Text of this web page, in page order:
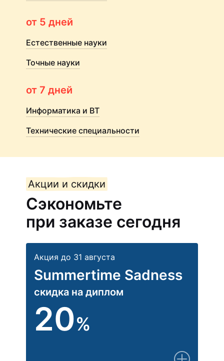
от 5 дней
Естественные науки
Точные науки
от 7 дней
Информатика и ВТ
Технические специальности
Акции и скидки
Сэкономьте
при заказе сегодня
Акция до 31 августа
Summertime Sadness
скидка на диплом
20%